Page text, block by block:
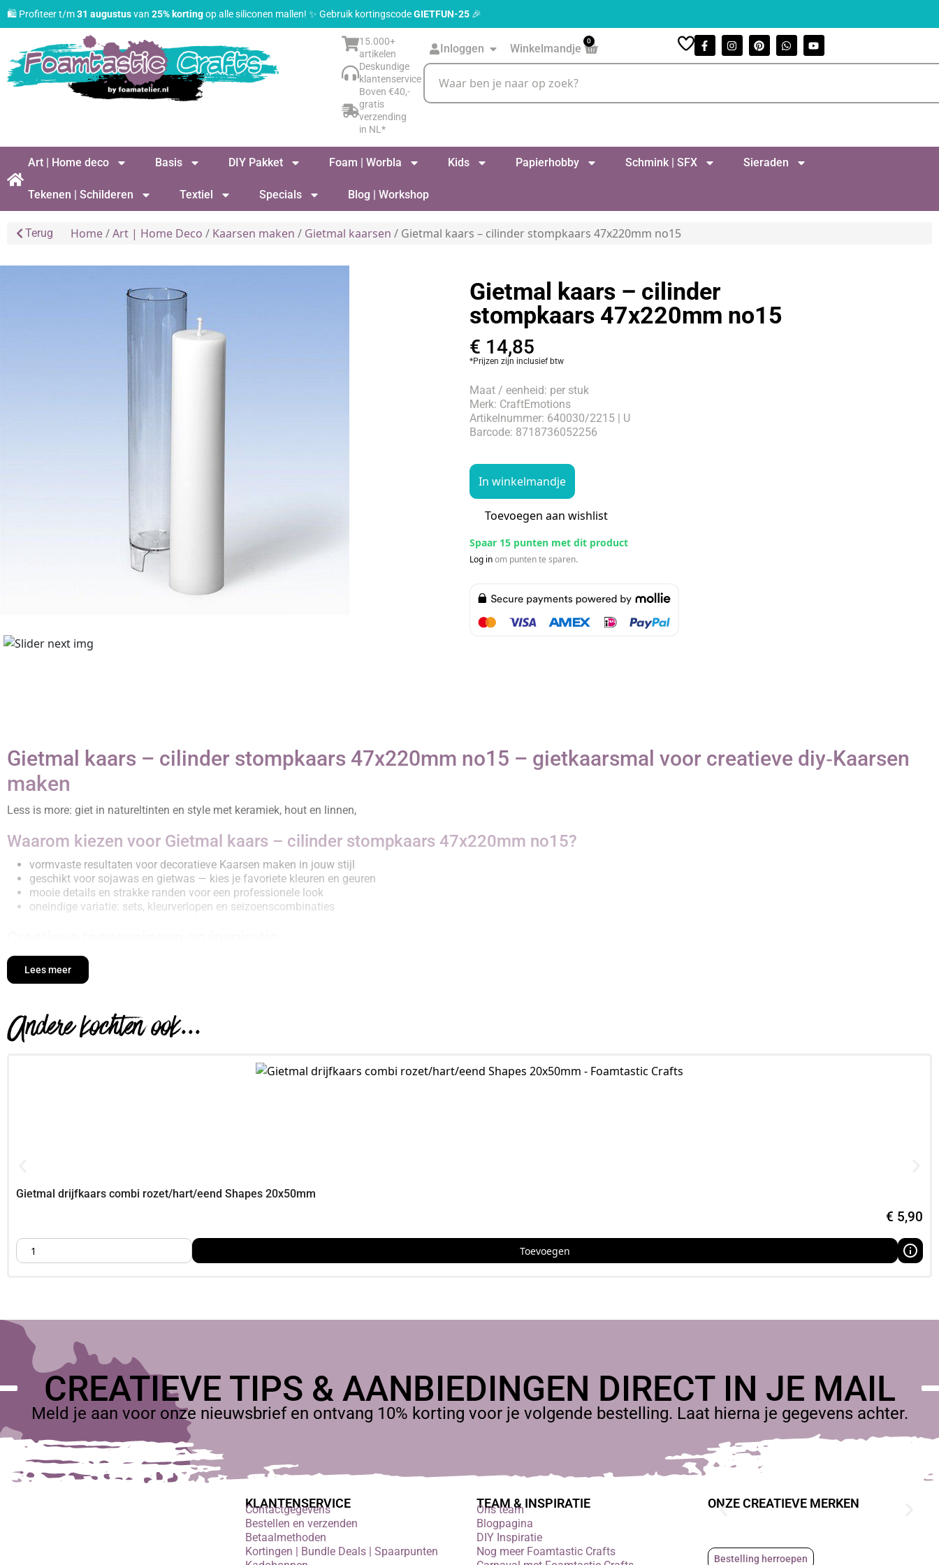
🛍️ Profiteer t/m31 augustusvan 25% kortingop alle siliconen mallen! ✨ Gebruik kortingscodeGIETFUN-25 🎉
15.000+
artikelen
Deskundige
klantenservice
Boven €40,-
gratis
verzending
in NL*
Inloggen Winkelmandje
0
Art | Home deco Basis DIY Pakket Foam | Worbla Kids Papierhobby Schmink | SFX Sieraden
Tekenen | Schilderen Textiel Specials Blog | Workshop
Terug Home/Art | Home Deco / Kaarsen maken / Gietmal kaarsen / Gietmal kaars – cilinder stompkaars 47x220mm no15
Gietmal kaars – cilinder
stompkaars 47x220mm no15
€ 14,85
*Prijzen zijn inclusief btw
Maat / eenheid: per stuk
Merk: CraftEmotions
Artikelnummer: 640030/2215 | U
Barcode: 8718736052256
In winkelmandje
Toevoegen aan wishlist
Spaar 15 punten met dit product
Log inom punten te sparen.
Gietmal kaars – cilinder stompkaars 47x220mm no15 – gietkaarsmal voor creatieve diy‑Kaarsen
maken
Less is more: giet in natureltinten en style met keramiek, hout en linnen,
Waarom kiezen voor Gietmal kaars – cilinder stompkaars 47x220mm no15?
vormvaste resultaten voor decoratieve Kaarsen maken in jouw stijl
geschikt voor sojawas en gietwas — kies je favoriete kleuren en geuren
mooie details en strakke randen voor een professionele look
oneindige variatie: sets, kleurverlopen en seizoenscombinaties
giet hoogteverschillen en groepeer 3–5 Kaarsen maken voor balans
mix sojawas met een druppel geurolie voor een zachte geur
combineer verschillende vormen op één schaal voor een speelse compositie
kies een kleurthema (bijv, nude, salie, terracotta) en giet een serie bijpassende Kaarsen maken
speel met mat vs, glans door mica of glitter subtiel in de toplaag te strooien
Lees meer
Andere kochten ook...
Gietmal drijfkaars combi rozet/hart/eend Shapes 20x50mm
€ 5,90
Toevoegen
CREATIEVE TIPS & AANBIEDINGEN DIRECT IN JE MAIL
Meld je aan voor onze nieuwsbrief en ontvang 10% korting voor je volgende bestelling. Laat hierna je gegevens achter.
KLANTENSERVICE
Contactgegevens
Bestellen en verzenden
Betaalmethoden
Kortingen | Bundle Deals | Spaarpunten
TEAM & INSPIRATIE
Ons team
Blogpagina
DIY Inspiratie
Nog meer Foamtastic Crafts
ONZE CREATIEVE MERKEN
Bestelling herroepen